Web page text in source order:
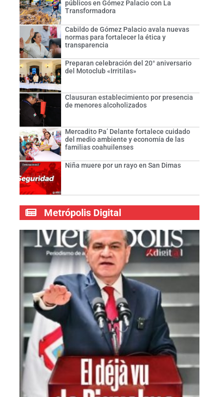
públicos en Gómez Palacio con La
Transformadora
Cabildo de Gómez Palacio avala nuevas
normas para fortalecer la ética y
transparencia
Preparan celebración del 20° aniversario
del Motoclub «Irritilas»
Clausuran establecimiento por presencia
de menores alcoholizados
Mercadito Pa’ Delante fortalece cuidado
del medio ambiente y economía de las
familias coahuilenses
Niña muere por un rayo en San Dimas
Metrópolis Digital